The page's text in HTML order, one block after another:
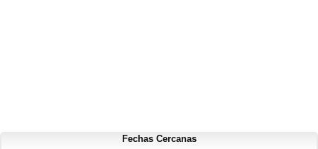
Fechas Cercanas